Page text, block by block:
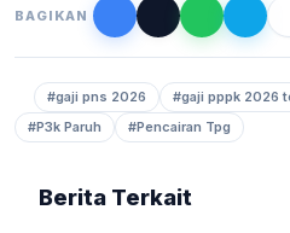
BAGIKAN
#gaji pns 2026 #gaji pppk 2026
#P3k Paruh
#Pencairan Tpg
Berita Terkait